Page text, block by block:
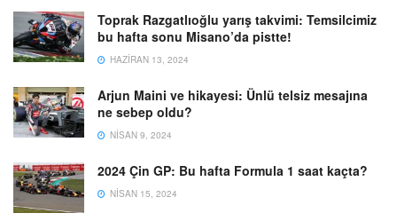
Toprak Razgatlıoğlu yarış takvimi: Temsilcimiz
bu hafta sonu Misano’da pistte!
HAZIRAN 13, 2024
Arjun Maini ve hikayesi: Ünlü telsiz mesajına
ne sebep oldu?
NISAN 9, 2024
2024 Çin GP: Bu hafta Formula 1 saat kaçta?
NISAN 15, 2024